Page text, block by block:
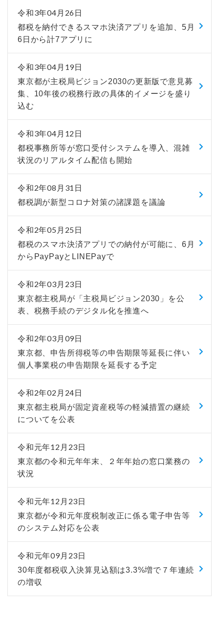
令和3年04月26日
都税を納付できるスマホ決済アプリを追加、5月
6日から計7アプリに
令和3年04月19日
東京都が主税局ビジョン2030の更新版で意見募
集、10年後の税務行政の具体的イメージを盛り
込む
令和3年04月12日
都税事務所等が窓口受付システムを導入、混雑
状況のリアルタイム配信も開始
令和2年08月31日
都税調が新型コロナ対策の諸課題を議論
令和2年05月25日
都税のスマホ決済アプリでの納付が可能に、6月
からPayPayとLINEPayで
令和2年03月23日
東京都主税局が「主税局ビジョン2030」を公
表、税務手続のデジタル化を推進へ
令和2年03月09日
東京都、申告所得税等の申告期限等延長に伴い
個人事業税の申告期限を延長する予定
令和2年02月24日
東京都主税局が固定資産税等の軽減措置の継続
についてを公表
令和元年12月23日
東京都の令和元年年末、２年年始の窓口業務の
状況
令和元年12月23日
東京都が令和元年度税制改正に係る電子申告等
のシステム対応を公表
令和元年09月23日
30年度都税収入決算見込額は3.3%増で７年連続
の増収